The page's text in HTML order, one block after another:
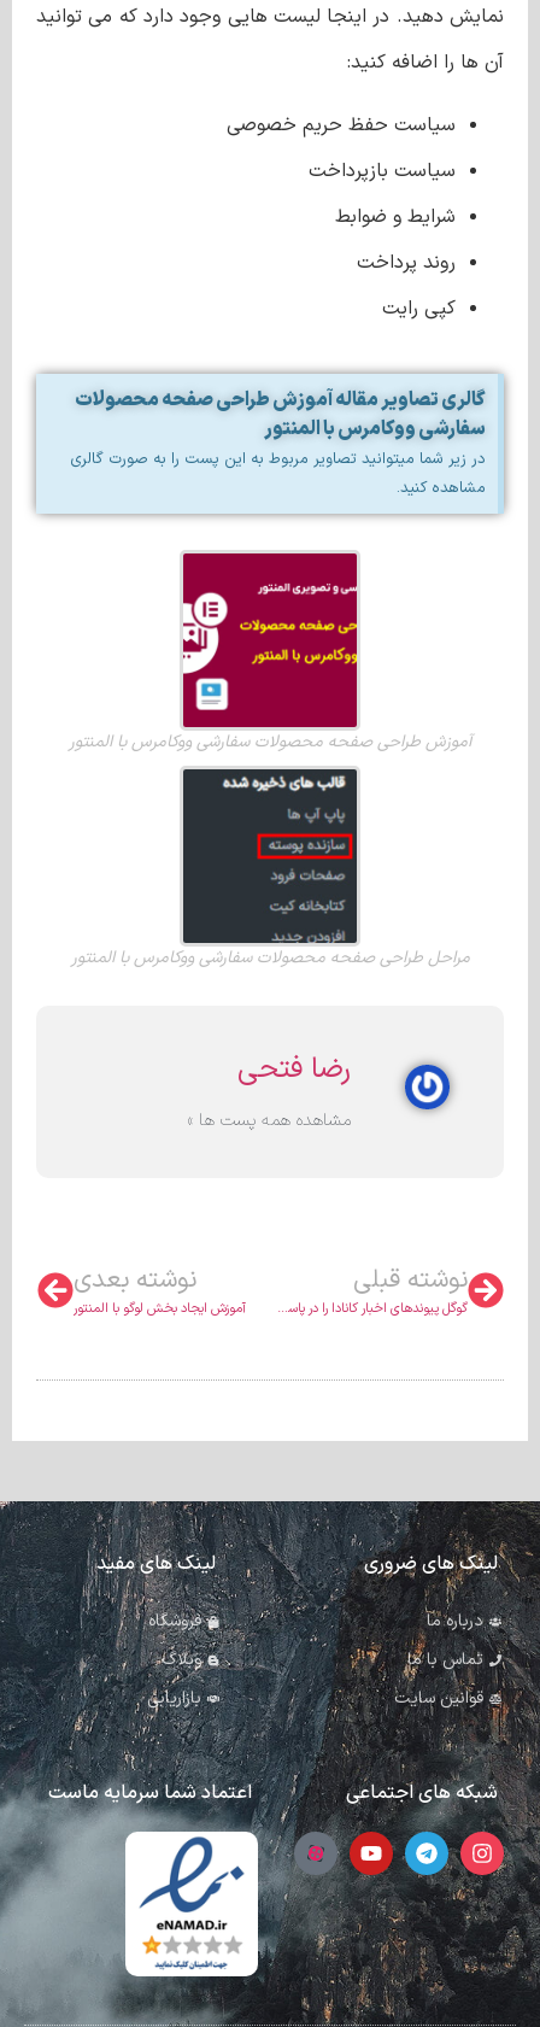
نمایش دهید. در اینجا لیست هایی وجود دارد که می توانید
آن ها را اضافه کنید:
سیاست حفظ حریم خصوصی
سیاست بازپرداخت
شرایط و ضوابط
روند پرداخت
کپی رایت
گالری تصاویر مقاله آموزش طراحی صفحه محصولات
سفارشی ووکامرس با المنتور
در زیر شما میتوانید تصاویر مربوط به این پست را به صورت گالری
مشاهده کنید.
آموزش طراحی صفحه محصولات سفارشی ووکامرس با المنتور
مراحل طراحی صفحه محصولات سفارشی ووکامرس با المنتور
رضا فتحی
مشاهده همه پست ها »
نوشته قبلی
گوگل پیوندهای اخبار کانادا را در پاسخ به قانون اخبار آنلاین، لایحه C-18 حذف می کند
نوشته بعدی
آموزش ایجاد بخش لوگو با المنتور
لینک های ضروری
درباره ما
تماس با ما
قوانین سایت
لینک های مفید
فروشگاه
وبلاگ
بازاریابی
شبکه های اجتماعی اعتماد شما سرمایه ماست